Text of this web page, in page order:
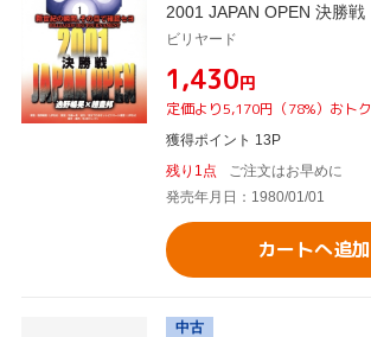
2001 JAPAN OPEN 決勝戦
ビリヤード
¥1,430円
定価より5,170円（78%）おトク
獲得ポイント 13P
残り1点
ご注文はお早めに
発売年月日：1980/01/01
カートへ追加
中古